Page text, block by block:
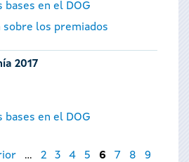
bases en el DOG
sobre los premiados
2017
bases en el DOG
… 2 3 4 5 6 7 8
9